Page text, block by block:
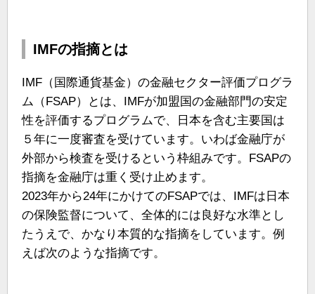
IMFの指摘とは
IMF（国際通貨基金）の金融セクター評価プログラ
ム（FSAP）とは、IMFが加盟国の金融部門の安定
性を評価するプログラムで、日本を含む主要国は
５年に一度審査を受けています。いわば金融庁が
外部から検査を受けるという枠組みです。FSAPの
指摘を金融庁は重く受け止めます。
2023年から24年にかけてのFSAPでは、IMFは日本
の保険監督について、全体的には良好な水準とし
たうえで、かなり本質的な指摘をしています。例
えば次のような指摘です。